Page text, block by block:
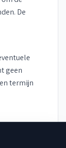
De
geen
termijn
de